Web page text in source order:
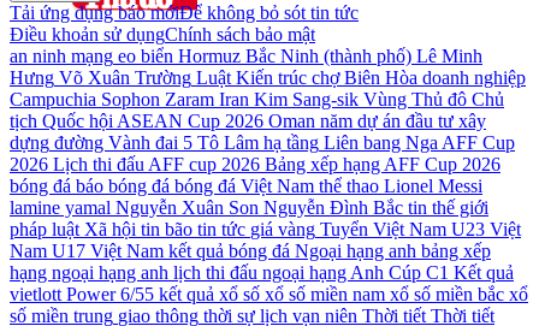
Tải ứng dụng báo mớiĐể không bỏ sót tin tức
Điều khoản sử dụngChính sách bảo mật
an ninh mạng eo biển Hormuz Bắc Ninh (thành phố) Lê Minh
Hưng Võ Xuân Trường Luật Kiến trúc chợ Biên Hòa doanh nghiệp
Campuchia Sophon Zaram Iran Kim Sang-sik Vùng Thủ đô Chủ
tịch Quốc hội ASEAN Cup 2026 Oman năm dự án đầu tư xây
dựng đường Vành đai 5 Tô Lâm hạ tầng Liên bang Nga AFF Cup
2026 Lịch thi đấu AFF cup 2026 Bảng xếp hạng AFF Cup 2026
bóng đá báo bóng đá bóng đá Việt Nam thể thao Lionel Messi
lamine yamal Nguyễn Xuân Son Nguyễn Đình Bắc tin thế giới
pháp luật Xã hội tin bão tin tức giá vàng Tuyển Việt Nam U23 Việt
Nam U17 Việt Nam kết quả bóng đá Ngoại hạng anh bảng xếp
hạng ngoại hạng anh lịch thi đấu ngoại hạng Anh Cúp C1 Kết quả
vietlott Power 6/55 kết quả xổ số xổ số miền nam xổ số miền bắc xổ
số miền trung giao thông thời sự lịch vạn niên Thời tiết Thời tiết